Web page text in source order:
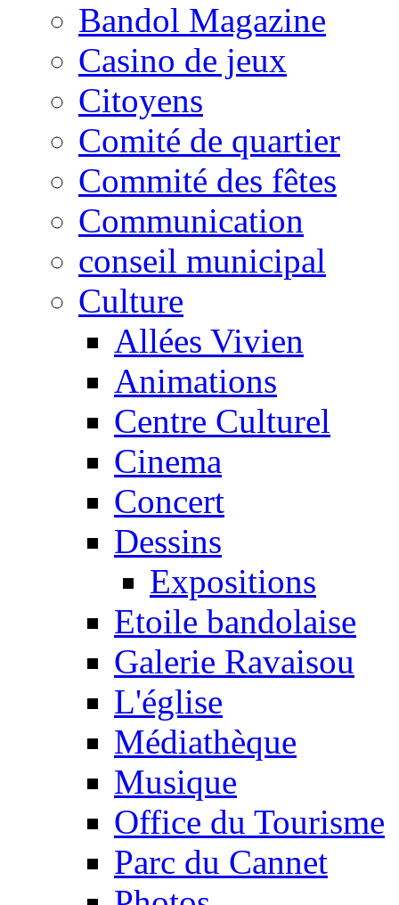
Bandol Magazine
Casino de jeux
Citoyens
Comité de quartier
Commité des fêtes
Communication
conseil municipal
Culture
Allées Vivien
Animations
Centre Culturel
Cinema
Concert
Dessins
Expositions
Etoile bandolaise
Galerie Ravaisou
L'église
Médiathèque
Musique
Office du Tourisme
Parc du Cannet